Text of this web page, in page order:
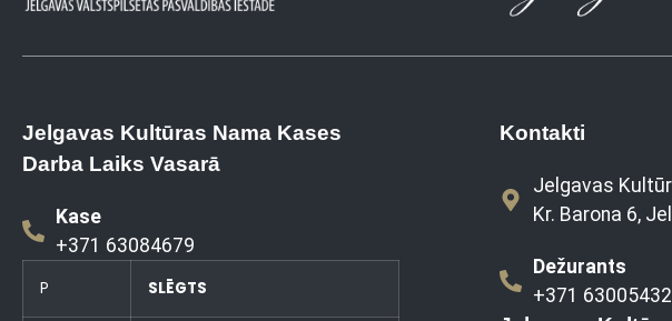
Jelgavas Kultūras Nama Kases
Darba Laiks Vasarā
Kase
+371 63084679
P SLĒGTS
Kontakti
Jelgavas
Kr. Barona 6,
Dežurants
+371 63005432